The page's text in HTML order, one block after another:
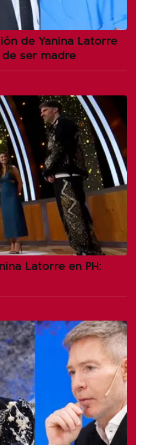
de Yanina Latorre
ser madre
Latorre en PH: